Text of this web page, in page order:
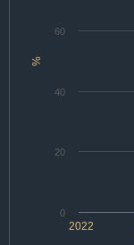
%
2022
0
20
40
60